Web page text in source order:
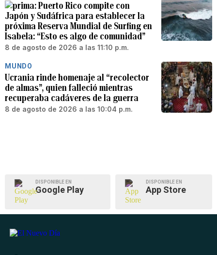
Puerto Rico compite con
Japón y Sudáfrica para establecer la
próxima Reserva Mundial de Surfing en
Isabela: “Esto es algo de comunidad”
8 de agosto de 2026 a las 11:10 p.m.
MUNDO
Ucrania rinde homenaje al “recolector
de almas”, quien falleció mientras
recuperaba cadáveres de la guerra
8 de agosto de 2026 a las 10:04 p.m.
DISPONIBLE EN
Google Play
DISPONIBLE EN
App Store